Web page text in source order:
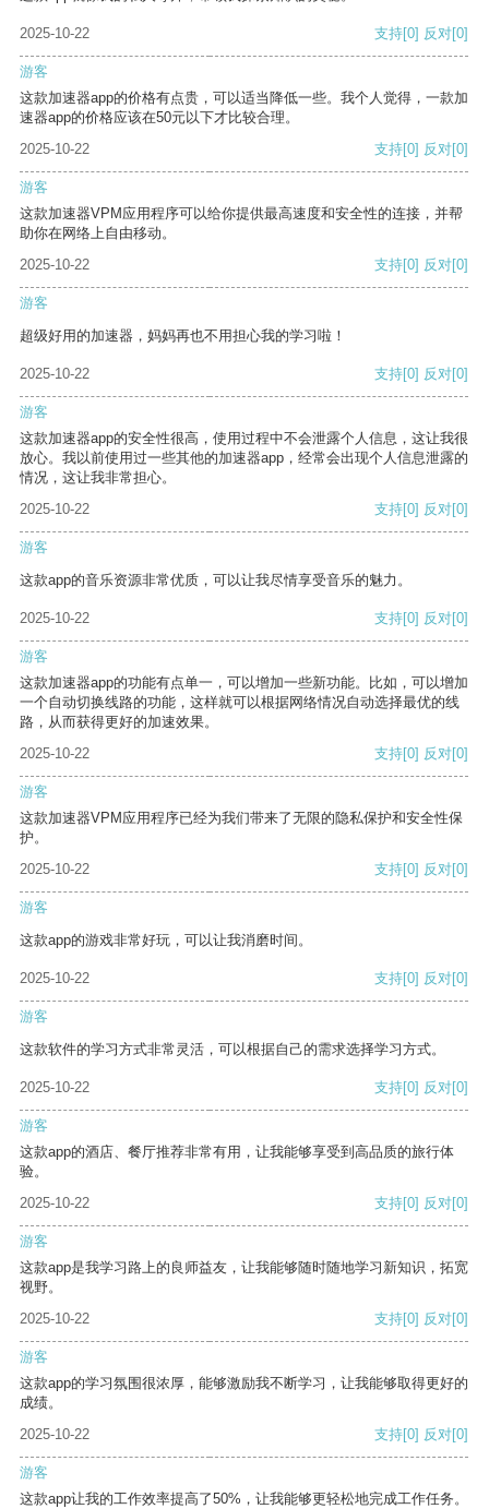
2025-10-22 支持[0] 反对[0]
游客
这款加速器app的价格有点贵，可以适当降低一些。我个人觉得，一款加
速器app的价格应该在50元以下才比较合理。
2025-10-22
支持[0] 反对[0]
游客
这款加速器VPM应用程序可以给你提供最高速度和安全性的连接，并帮
助你在网络上自由移动。
2025-10-22
支持[0] 反对[0]
游客
超级好用的加速器，妈妈再也不用担心我的学习啦！
2025-10-22 支持[0] 反对[0]
游客
这款加速器app的安全性很高，使用过程中不会泄露个人信息，这让我很
放心。我以前使用过一些其他的加速器app，经常会出现个人信息泄露的
情况，这让我非常担心。
2025-10-22
支持[0] 反对[0]
游客
这款app的音乐资源非常优质，可以让我尽情享受音乐的魅力。
2025-10-22 支持[0] 反对[0]
游客
这款加速器app的功能有点单一，可以增加一些新功能。比如，可以增加
一个自动切换线路的功能，这样就可以根据网络情况自动选择最优的线
路，从而获得更好的加速效果。
2025-10-22
支持[0] 反对[0]
游客
这款加速器VPM应用程序已经为我们带来了无限的隐私保护和安全性保
护。
2025-10-22
支持[0] 反对[0]
游客
这款app的游戏非常好玩，可以让我消磨时间。
2025-10-22 支持[0] 反对[0]
游客
这款软件的学习方式非常灵活，可以根据自己的需求选择学习方式。
2025-10-22 支持[0] 反对[0]
游客
这款app的酒店、餐厅推荐非常有用，让我能够享受到高品质的旅行体
验。
2025-10-22
支持[0] 反对[0]
游客
这款app是我学习路上的良师益友，让我能够随时随地学习新知识，拓宽
视野。
2025-10-22
支持[0] 反对[0]
游客
这款app的学习氛围很浓厚，能够激励我不断学习，让我能够取得更好的
成绩。
2025-10-22
支持[0] 反对[0]
游客
这款app让我的工作效率提高了50%，让我能够更轻松地完成工作任务。